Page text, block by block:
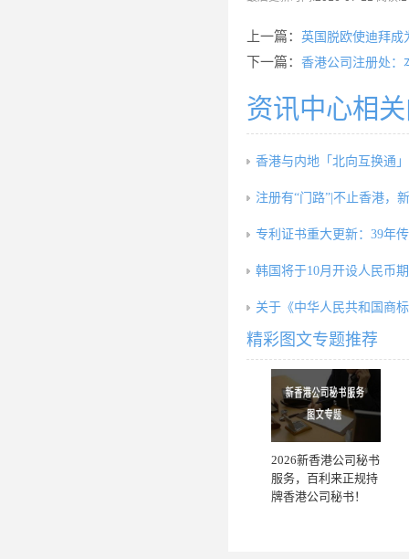
上一篇： 英国脱欧使迪拜成
下一篇： 香港公司注册处：
资讯中心相
香港与内地「北向互换通
注册有“门路”|不止香港，
专利证书重大更新：39年
韩国将于10月开设人民币
关于《中华人民共和国商
精彩图文专题推荐
2026新香港公司秘书
服务，百利来正规持
牌香港公司秘书！